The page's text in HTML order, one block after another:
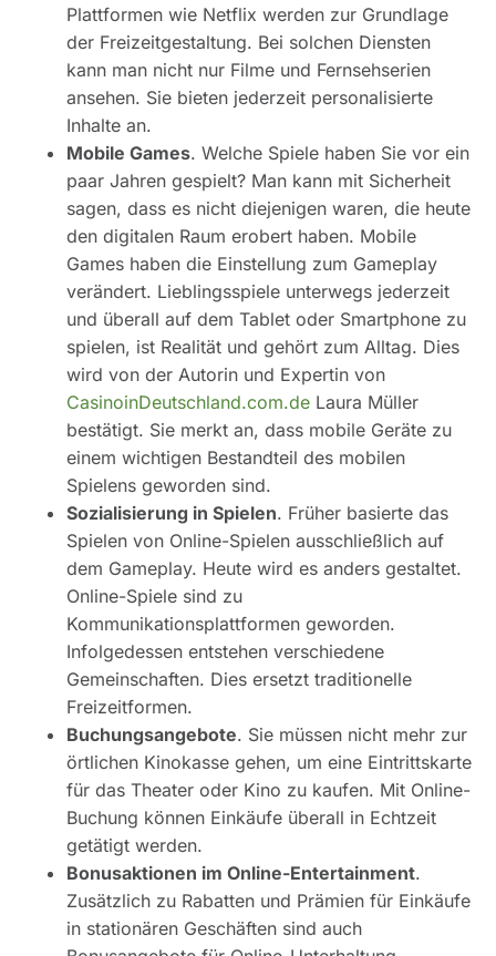
Plattformen wie Netflix werden zur Grundlage
der Freizeitgestaltung. Bei solchen Diensten
kann man nicht nur Filme und Fernsehserien
ansehen. Sie bieten jederzeit personalisierte
Inhalte an.
Mobile Games. Welche Spiele haben Sie vor ein
paar Jahren gespielt? Man kann mit Sicherheit
sagen, dass es nicht diejenigen waren, die heute
den digitalen Raum erobert haben. Mobile
Games haben die Einstellung zum Gameplay
verändert. Lieblingsspiele unterwegs jederzeit
und überall auf dem Tablet oder Smartphone zu
spielen, ist Realität und gehört zum Alltag. Dies
wird von der Autorin und Expertin von
CasinoinDeutschland.com.de Laura Müller
bestätigt. Sie merkt an, dass mobile Geräte zu
einem wichtigen Bestandteil des mobilen
Spielens geworden sind.
Sozialisierung in Spielen. Früher basierte das
Spielen von Online-Spielen ausschließlich auf
dem Gameplay. Heute wird es anders gestaltet.
Online-Spiele sind zu
Kommunikationsplattformen geworden.
Infolgedessen entstehen verschiedene
Gemeinschaften. Dies ersetzt traditionelle
Freizeitformen.
Buchungsangebote. Sie müssen nicht mehr zur
örtlichen Kinokasse gehen, um eine Eintrittskarte
für das Theater oder Kino zu kaufen. Mit Online-
Buchung können Einkäufe überall in Echtzeit
getätigt werden.
Bonusaktionen im Online-Entertainment.
Zusätzlich zu Rabatten und Prämien für Einkäufe
in stationären Geschäften sind auch